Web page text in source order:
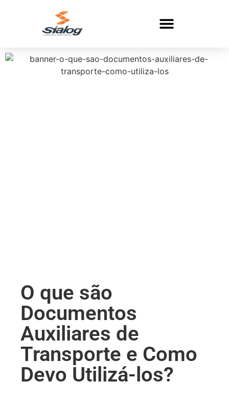
O que são
Documentos
Auxiliares de
Transporte e Como
Devo Utilizá-los?